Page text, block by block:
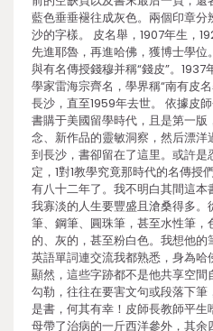
藍色垂垂褪往成灰色。兩個印章
沙的字樣。 皮名舉，1907年生，
先進耶魯，再進哈佛，獲博士學位
與有名傳授錢穆并稱“錢皮”。
學家雷海宗齊名，學界稱“南有皮
長沙，直至1959年去世。 依據皮
書購于美國留學時代，且是第一
念、新作品的靈敏洞察，然后漂
到長沙，書卻留在了這里。或許
定，1對1教學究竟那時代的名傳授
有八十二年了。我不明白其間這
我寡淡的人生要豐盛且滄桑得多
筆、鋼筆、圓珠筆，甚至水性筆，
的、灰的，甚至粉白色。我想他
英語單詞連交流我都熟悉，身為哈
顯然，這些字跡都不是他共享空
勾勒，往往在要害文句或段落下
是書，何其有幸！皮師長教師平
母帶了治病的一斤西洋參外，其